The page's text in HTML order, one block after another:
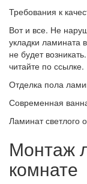
Требования к
Вот и все. Не
укладки ламината
не будет
читайте по ссылке.
Отделка пола
Современная
Ламинат светлого
Монтаж
комнате